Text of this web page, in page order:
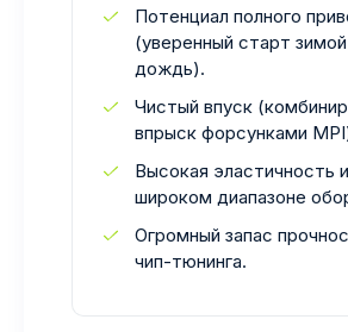
Потенциал полного
(уверенный старт
дождь).
Чистый впуск
впрыск форсунками
Высокая эластичность
широком диапазоне
Огромный запас
чип-тюнинга.